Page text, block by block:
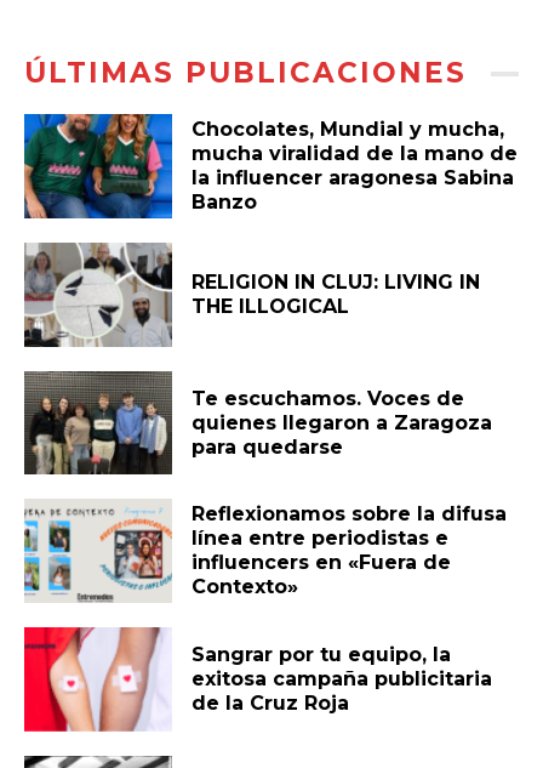
ÚLTIMAS PUBLICACIONES
Chocolates, Mundial y mucha,
mucha viralidad de la mano de
la influencer aragonesa Sabina
Banzo
RELIGION IN CLUJ: LIVING IN
THE ILLOGICAL
Te escuchamos. Voces de
quienes llegaron a Zaragoza
para quedarse
Reflexionamos sobre la difusa
línea entre periodistas e
influencers en «Fuera de
Contexto»
Sangrar por tu equipo, la
exitosa campaña publicitaria
de la Cruz Roja